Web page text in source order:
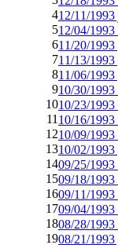
4
5
6
7
8
9
10
11
12
13
14
15
16
17
18
19